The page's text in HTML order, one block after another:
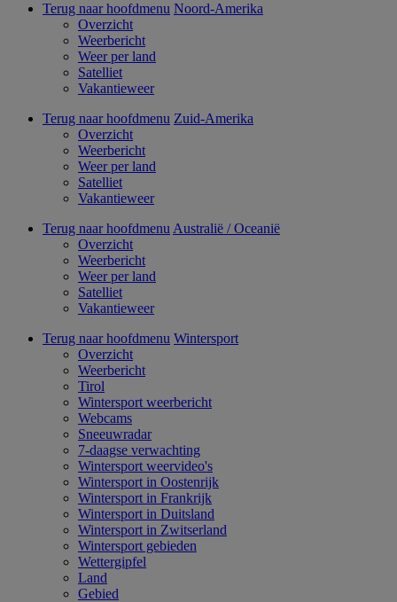
Terug naar hoofdmenu Noord-Amerika
Overzicht
Weerbericht
Weer per land
Satelliet
Vakantieweer
Terug naar hoofdmenu Zuid-Amerika
Overzicht
Weerbericht
Weer per land
Satelliet
Vakantieweer
Terug naar hoofdmenu Australië / Oceanië
Overzicht
Weerbericht
Weer per land
Satelliet
Vakantieweer
Terug naar hoofdmenu Wintersport
Overzicht
Weerbericht
Tirol
Wintersport weerbericht
Webcams
Sneeuwradar
7-daagse verwachting
Wintersport weervideo's
Wintersport in Oostenrijk
Wintersport in Frankrijk
Wintersport in Duitsland
Wintersport in Zwitserland
Wintersport gebieden
Wettergipfel
Land
Gebied